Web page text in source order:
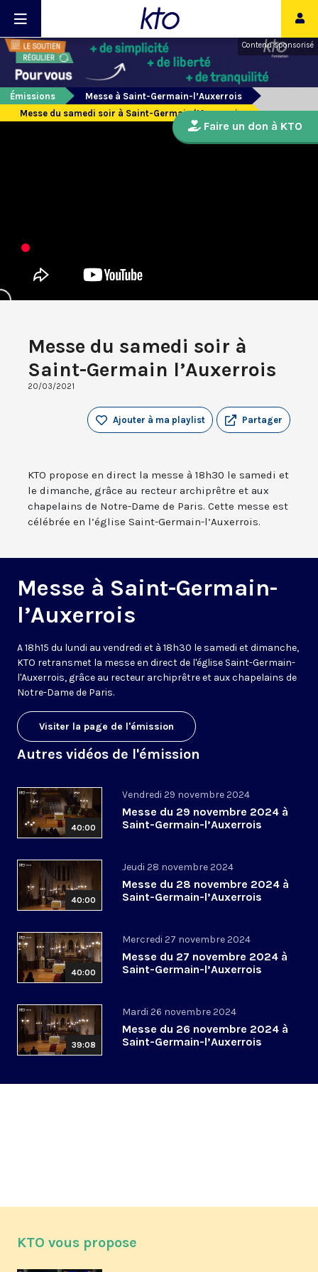
Contenu sponsorisé
Émissions
Messe à Saint-Germain-l’Auxerrois
Messe du samedi soir à Saint-Germain l’Auxerrois
Messe du samedi soir à
Saint-Germain l’Auxerrois
20/03/2021
Partager
Ajouter à ma playlist
KTO propose en direct la messe à 18h30 le samedi et
le dimanche, grâce au recteur archiprêtre et aux
chapelains de Notre-Dame de Paris. Cette messe est
célébrée en l’église Saint-Germain-l’Auxerrois.
Messe à Saint-Germain-
l’Auxerrois
A 18h15 du lundi au vendredi et à 18h30 le samedi et dimanche,
KTO retransmet la messe en direct de l'église Saint-Germain-
l'Auxerrois, grâce au recteur archiprêtre et aux chapelains de
Notre-Dame de Paris.
Visiter la page de l'émission
Autres vidéos de l'émission
40:00
Vendredi 29 novembre 2024
Messe du 29 novembre 2024 à
Saint-Germain-l’Auxerrois
40:00
Jeudi 28 novembre 2024
Messe du 28 novembre 2024 à
Saint-Germain-l’Auxerrois
40:00
Mercredi 27 novembre 2024
Messe du 27 novembre 2024 à
Saint-Germain-l’Auxerrois
39:08
Mardi 26 novembre 2024
Messe du 26 novembre 2024 à
Saint-Germain-l’Auxerrois
Faire un don à KTO
KTO vous propose